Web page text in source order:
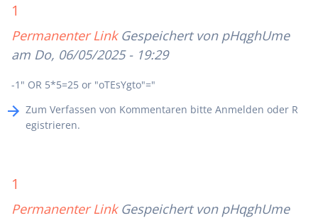
1
Permanenter Link Gespeichert von pHqghUme
am Do, 06/05/2025 - 19:29
-1" OR 5*5=25 or "oTEsYgto"="
Zum Verfassen von Kommentaren bitte Anmelden oder R
egistrieren.
1
Permanenter Link Gespeichert von pHqghUme